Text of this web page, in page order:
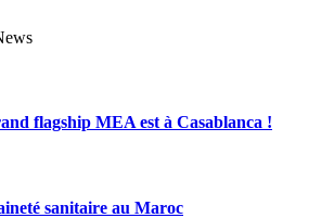
flagship MEA est à Casablanca !
sanitaire au Maroc